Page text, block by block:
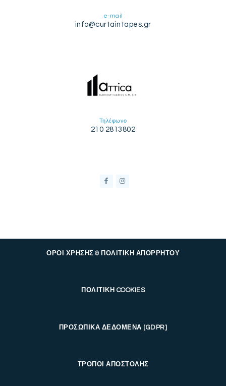
e-mail
info@curtaintapes.gr
Τηλέφωνο
210 2813802
ΟΡΟΙ ΧΡΗΣΗΣ & ΠΟΛΙΤΙΚΗ ΑΠΟΡΡΗΤΟΥ
ΠΟΛΙΤΙΚΗ COOKIES
ΠΡΟΣΩΠΙΚΑ ΔΕΔΟΜΕΝΑ [GDPR]
ΤΡΟΠΟΙ ΑΠΟΣΤΟΛΗΣ